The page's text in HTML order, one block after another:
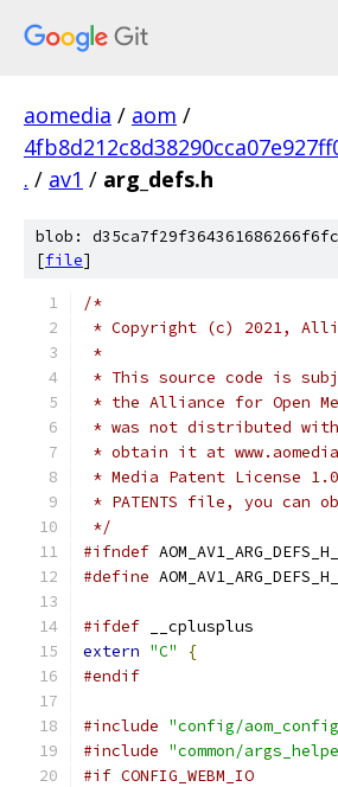
aomedia / aom /
. / av1 / arg_defs.h
blob:
[file]
/*
* Copyright (c) 2021,
*
* This source code is
* the Alliance for Open
* was not distributed
* obtain it at
* Media Patent License
* PATENTS file, you can
*/
#ifndef AOM_AV1_ARG_DEFS_H_
#define AOM_AV1_ARG_DEFS_H_
#ifdef __cplusplus
extern "C"
{
#endif
#include "config/
#include "common/
#if CONFIG_WEBM_IO